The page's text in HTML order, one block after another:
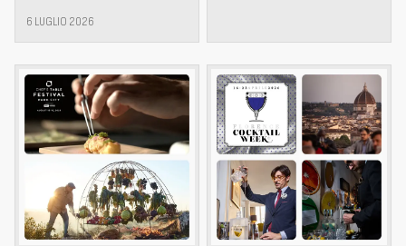
6 LUGLIO 2026